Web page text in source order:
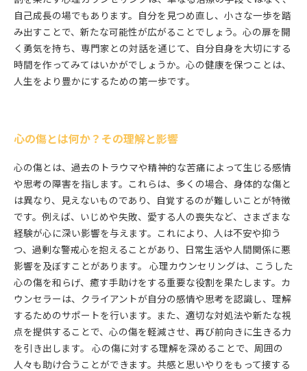
自己成長の場でもあります。自分を見つめ直し、小さな一歩を踏
み出すことで、新たな可能性が広がることでしょう。心の扉を開
く勇気を持ち、専門家との対話を通じて、自分自身を大切にする
時間を作ってみてはいかがでしょうか。心の健康を保つことは、
人生をより豊かにするための第一歩です。
心の傷とは何か？その理解と影響
心の傷とは、過去のトラウマや精神的な苦痛によって生じる感情
や思考の障害を指します。これらは、多くの場合、身体的な傷と
は異なり、見えないものであり、自覚するのが難しいことが特徴
です。例えば、いじめや失敗、愛する人の喪失など、さまざまな
経験が心に深い影響を与えます。これにより、人は不安や抑う
つ、過剰な警戒心を抱えることがあり、日常生活や人間関係に悪
影響を及ぼすことがあります。 心理カウンセリングは、こうした
心の傷を和らげ、癒す手助けをする重要な役割を果たします。カ
ウンセラーは、クライアントが自分の感情や思考を認識し、理解
するためのサポートを行います。また、適切な対処法や新たな視
点を提供することで、心の傷を軽減させ、再び前向きに生きる力
を引き出します。 心の傷に対する理解を深めることで、周囲の
人々も助け合うことができます。共感と思いやりをもって接する